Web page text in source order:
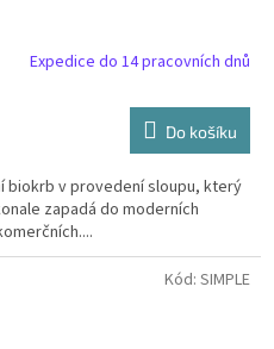
Expedice do 14 pracovních dnů
Do košíku
biokrb v provedení sloupu, který
zapadá do moderních
Kód: SIMPLE